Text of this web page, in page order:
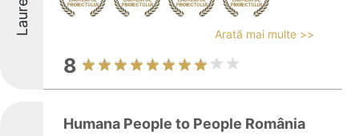
Arată mai multe >>
8
Humana People to People România